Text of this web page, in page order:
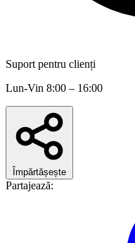
Suport pentru clienți
Lun-Vin 8:00 – 16:00
Împărtășește
Partajează: